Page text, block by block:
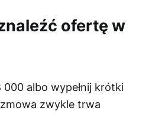
ofertę w
albo wypełnij krótki
zwykle trwa